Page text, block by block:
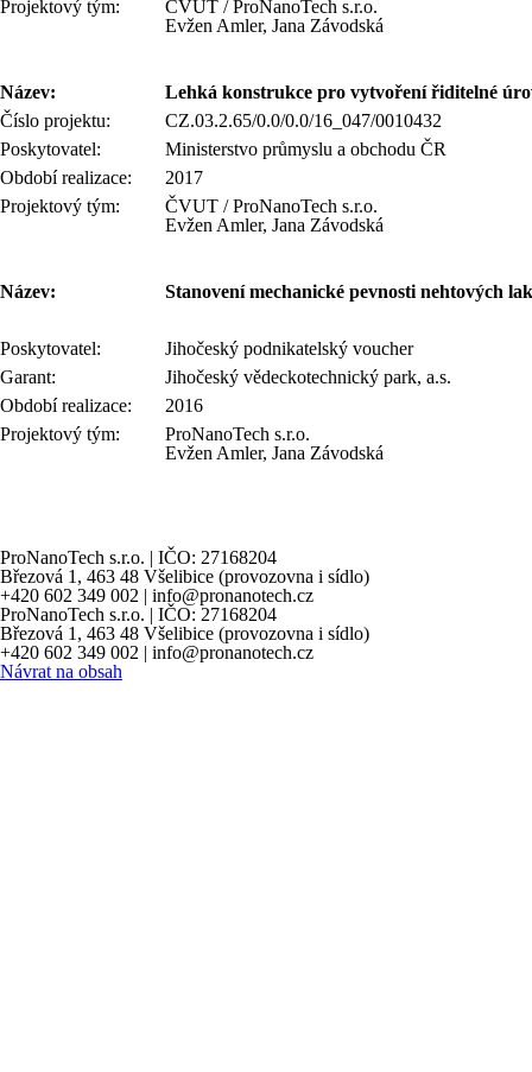
Projektový tým:
ČVUT / ProNanoTech s.r.o.
Evžen Amler, Jana Závodská
Název:
Lehká konstrukce pro vytvoření řiditelné
Číslo projektu:
CZ.03.2.65/0.0/0.0/16_047/0010432
Poskytovatel:
Ministerstvo průmyslu a obchodu ČR
Období realizace:
2017
Projektový tým:
ČVUT / ProNanoTech s.r.o.
Evžen Amler, Jana Závodská
Název: Stanovení mechanické pevnosti nehtových
Poskytovatel:
Jihočeský podnikatelský voucher
Garant:
Jihočeský vědeckotechnický park, a.s.
Období realizace:
2016
Projektový tým:
ProNanoTech s.r.o.
Evžen Amler, Jana Závodská
ProNanoTech s.r.o. | IČO: 27168204
Březová 1, 463 48 Všelibice (provozovna i sídlo)
+420 602 349 002 | info@pronanotech.cz
ProNanoTech s.r.o. | IČO: 27168204
Březová 1, 463 48 Všelibice (provozovna i sídlo)
+420 602 349 002 | info@pronanotech.cz
Návrat na obsah